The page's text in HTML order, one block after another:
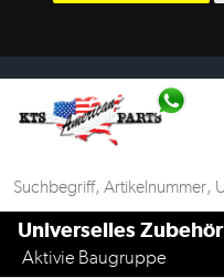
nach
KFZ
Universelles
Anfrage
&
Kontaktformular
if%> >
Universelles Zubehör
Aktivie Baugruppe